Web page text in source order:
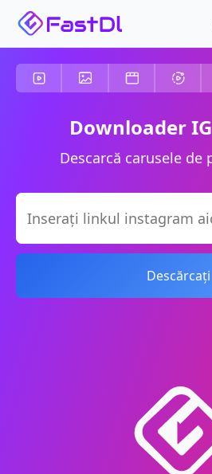
Downloader
Descarcă carusele de
Descărcați